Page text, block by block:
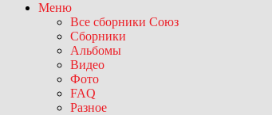
Меню
Все сборники Союз
Сборники
Альбомы
Видео
Фото
FAQ
Разное